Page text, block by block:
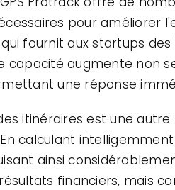
pour améliorer
fournit aux startups
capacité augmente non
une réponse
itinéraires est une
calculant
ainsi
financiers, mais